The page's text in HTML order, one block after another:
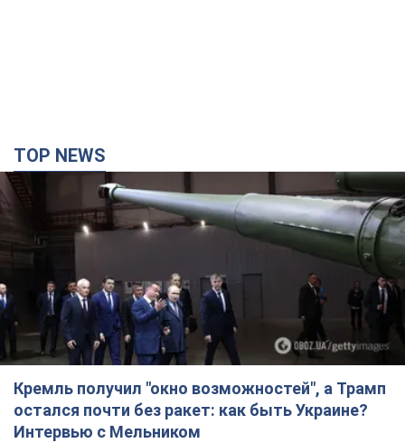
TOP NEWS
Кремль получил "окно возможностей", а Трамп
остался почти без ракет: как быть Украине?
Интервью с Мельником